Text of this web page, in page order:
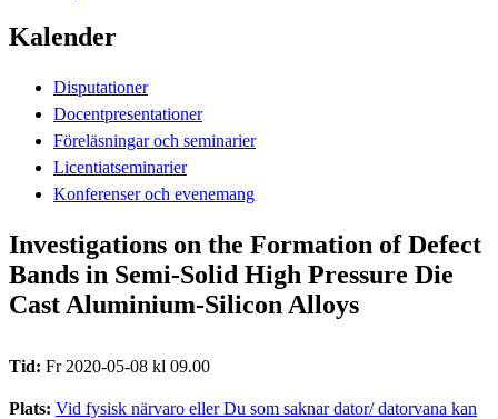
Kalender
Disputationer
Docentpresentationer
Föreläsningar och seminarier
Licentiatseminarier
Konferenser och evenemang
Investigations on the Formation of Defect
Bands in Semi-Solid High Pressure Die
Cast Aluminium-Silicon Alloys
Tid: Fr 2020-05-08 kl 09.00
Plats: Vid fysisk närvaro eller Du som saknar dator/ datorvana kan